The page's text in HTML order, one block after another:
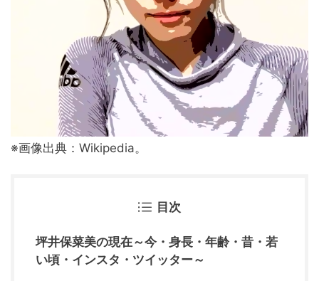
※画像出典：Wikipedia。
目次
坪井保菜美の現在～今・身長・年齢・昔・若
い頃・インスタ・ツイッター～